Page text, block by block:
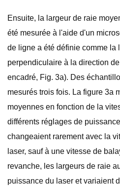
Ensuite, la largeur de raie
été mesurée à l'aide d'un
de ligne a été définie comme la
perpendiculaire à la direction
encadré, Fig. 3a). Des
mesurés trois fois. La figure 3a
moyennes en fonction de la
différents réglages de
changeaient rarement avec la
laser, sauf à une vitesse de
revanche, les largeurs de raie
puissance du laser et variaient